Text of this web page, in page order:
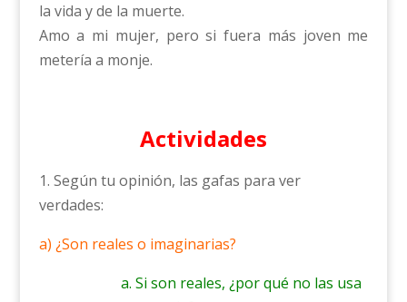
la vida y de la muerte.
Amo a mi mujer, pero si fuera más joven me
metería a monje.
Actividades
1. Según tu opinión, las gafas para ver
verdades:
a) ¿Son reales o imaginarias?
a. Si son reales, ¿por qué no las usa